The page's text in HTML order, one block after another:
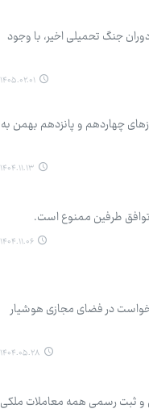
چهار هزار و ۸۱۸ دفتر ازدواج، گفت: در دوران جنگ تحمیلی اخیر، با وجود
۱۴۰۵.۰۲.۰۱
چهاردهم و پانزدهم بهمن به
۱۴۰۴.۱۱.۱۳
طرفین ممنوع است.
۱۴۰۴.۱۱.۰۶
خواست در فضای مجازی هوشیار
۱۴۰۴.۰۵.۲۸
و ثبت رسمی همه معاملات ملکی